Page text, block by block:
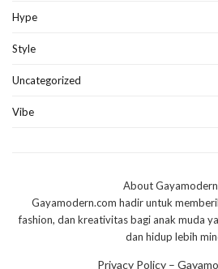
Hype
Style
Uncategorized
Vibe
About
Gayamodern.com hadir untuk
fashion, dan kreativitas bagi anak muda
dan hidup lebih
Privacy Policy –